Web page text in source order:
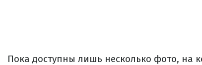
Пока доступны лишь несколько фото, на